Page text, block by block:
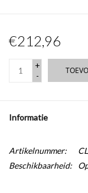
€212,96
+
-
Informatie
Artikelnummer:
Beschikbaarheid: